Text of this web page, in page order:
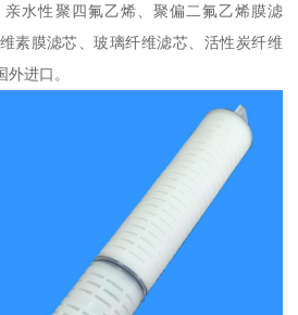
水性聚四氟乙烯、聚偏二氟乙烯膜滤
素膜滤芯、玻璃纤维滤芯、活性炭纤维
进口。